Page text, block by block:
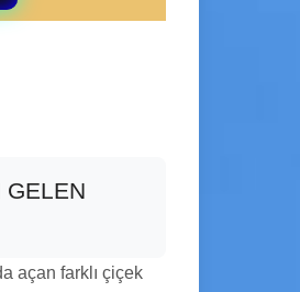
GELEN
açan farklı çiçek